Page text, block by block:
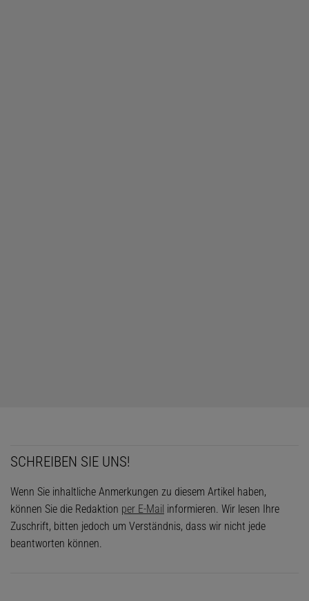
SCHREIBEN SIE UNS!
Wenn Sie inhaltliche Anmerkungen zu diesem Artikel haben,
können Sie die Redaktion per E-Mail informieren. Wir lesen Ihre
Zuschrift, bitten jedoch um Verständnis, dass wir nicht jede
beantworten können.